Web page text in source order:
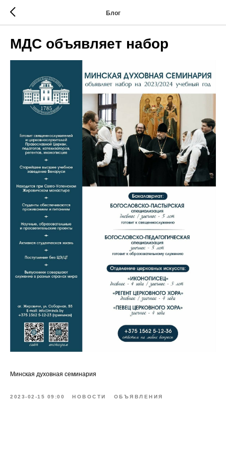
Блог
МДС объявляет набор
Минская духовная семинария
2023-02-15 09:00 НОВОСТИ ОБЪЯВЛЕНИЯ